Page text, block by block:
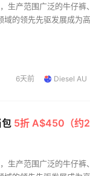
生产范围广泛的牛仔裤
的领先先驱发展成为
6天前 Diesel AU
5折 A$450（约
生产范围广泛的牛仔裤